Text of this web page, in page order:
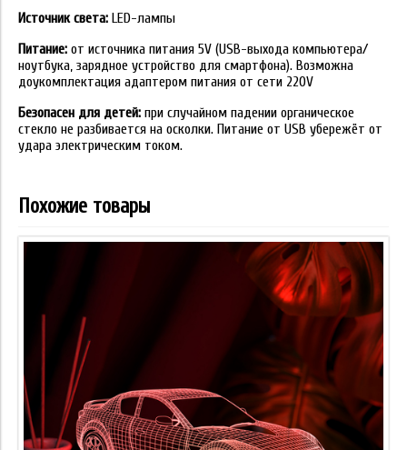
Источник света: LED-лампы
Питание: от источника питания 5V (USB-выхода компьютера/
ноутбука, зарядное устройство для смартфона). Возможна
доукомплектация адаптером питания от сети 220V
Безопасен для детей: при случайном падении органическое
стекло не разбивается на осколки. Питание от USB убережёт от
удара электрическим током.
Похожие товары